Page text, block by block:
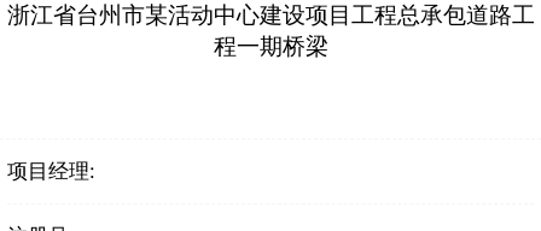
浙江省台州市某活动中心建设项目工程总承包道路工
程一期桥梁
项目经理: